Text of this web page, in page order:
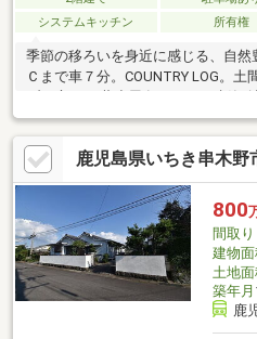
システムキッチン
所有権
季節の移ろいを身近に感じる、自然
Ｃまで車７分。COUNTRY LOG。
改築時の設計図、地盤調査済、駐
向き、システムキッチン、陽当り
景、自然素材使用、２階建、温水
吹抜け、緑豊かな住宅地、前面棟
眺望良好、ログハウス、周辺交通量
鹿児島県いちき串木野
800
間取り
建物
土地
築年月
鹿